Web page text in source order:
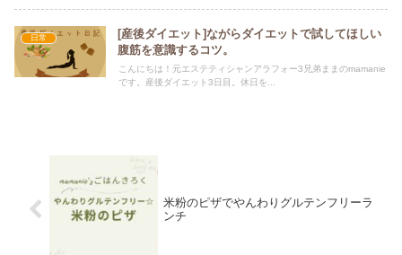
日常
[産後ダイエット]ながらダイエットで試してほしい
腹筋を意識するコツ。
こんにちは！元エステティシャンアラフォー3兄弟ままのmamanie
です。産後ダイエット3日目。休日を...
米粉のピザでやんわりグルテンフリーラ
ンチ